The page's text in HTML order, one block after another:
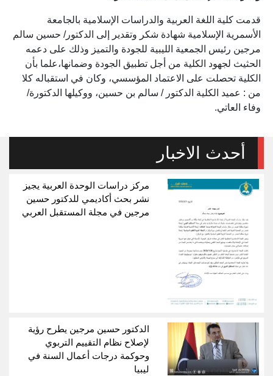
قدمت كلية اللغة العربية والدراسات الإسلامية بالجامعة
الأسمرية الإسلامية شهادة شكر وتقدير إلى الدكتور/ حسين سالم
مرجين رئيس الجمعية الليبية للجودة والتميز وذلك على دعمه
الحثيث لجهود الكلية من أجل تطبيق الجودة وضمانها،علما بأن
الكلية تحصلت على الاعتماد المؤسسي، وكان في استقباله كلا
من : عميد الكلية الدكتور / سالم بن حسين، ووكيلها الدكتورة/
وفاء العاتي.
أحدث الاخبار
مركز دراسات الوحدة العربية يجيز
نشر بحث أكاديمي للدكتور حسين
مرجين في مجلة المستقبل العربي
الدكتور حسين مرجين يطرح رؤية
لإصلاح نظام التقييم التربوي
وحوكمة درجات أعمال السنة في
ليبيا